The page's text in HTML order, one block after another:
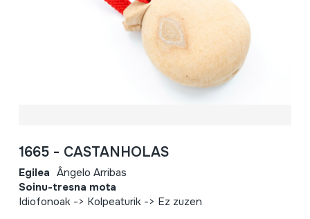
1665 - CASTANHOLAS
Egilea Ângelo Arribas
Soinu-tresna mota
Idiofonoak -> Kolpeaturik -> Ez zuzen